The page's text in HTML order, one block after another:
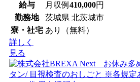
給与
月収例 410,000円
勤務地
茨城県 北茨城市
寮・社宅 あり（無料）
詳しく
見る